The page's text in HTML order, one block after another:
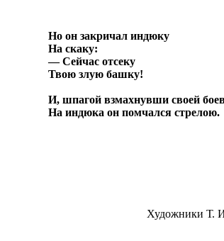
Но он закричал индюку
На скаку:
— Сейчас отсеку
Твою злую башку!
И, шпагой взмахнувши своей
На индюка он помчался стрелою.
Художники Т.